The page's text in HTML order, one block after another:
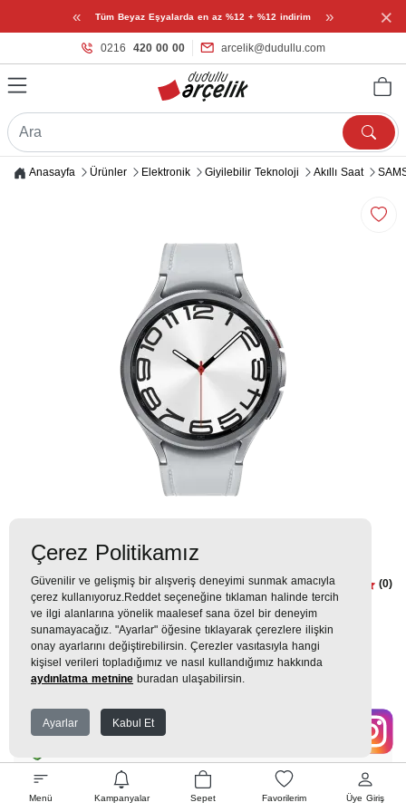
« Tüm Beyaz Eşyalarda en az %12 + %12 indirim » ×
0216 420 00 00 arcelik@dudullu.com
Menü Kampanyalar Sepet Favorilerim Üye Giriş
Anasayfa Ürünler Elektronik Giyilebilir Teknoloji Akıllı Saat
SAMSUNG Watch 6 Classic
(47mm) Gümüş Akıllı Saat
(0)
7.399TL
822 TLx 9 Taksit =7.399 TL Ekstra İndirim %12 =
WHATSAPP SİPARİŞ
Çerez Politikamız
Güvenilir ve gelişmiş bir alışveriş deneyimi sunmak amacıyla
çerez kullanıyoruz.Reddet seçeneğine tıklaman halinde tercih
ve ilgi alanlarına yönelik maalesef sana özel bir deneyim
sunamayacağız. "Ayarlar" öğesine tıklayarak çerezlere ilişkin
onay ayarlarını değiştirebilirsin. Çerezler vasıtasıyla hangi
kişisel verileri topladığımız ve nasıl kullandığımız hakkında
aydınlatma metnine buradan ulaşabilirsin.
Ayarlar Kabul Et